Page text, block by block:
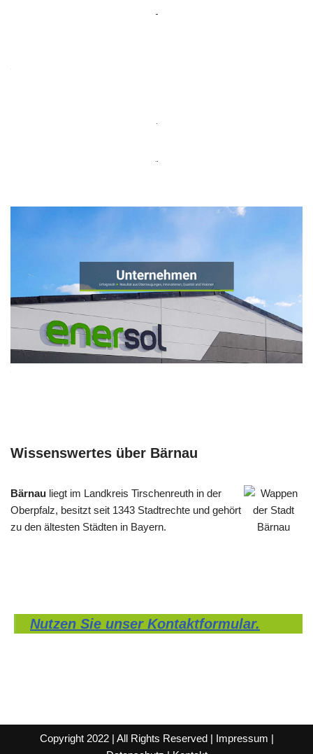
Wissenswertes über Bärnau
Bärnau liegt im Landkreis Tirschenreuth in der
Oberpfalz, besitzt seit 1343 Stadtrechte und gehört
zu den ältesten Städten in Bayern.
Nutzen Sie unser Kontaktformular.
Copyright 2022 | All Rights Reserved | Impressum |